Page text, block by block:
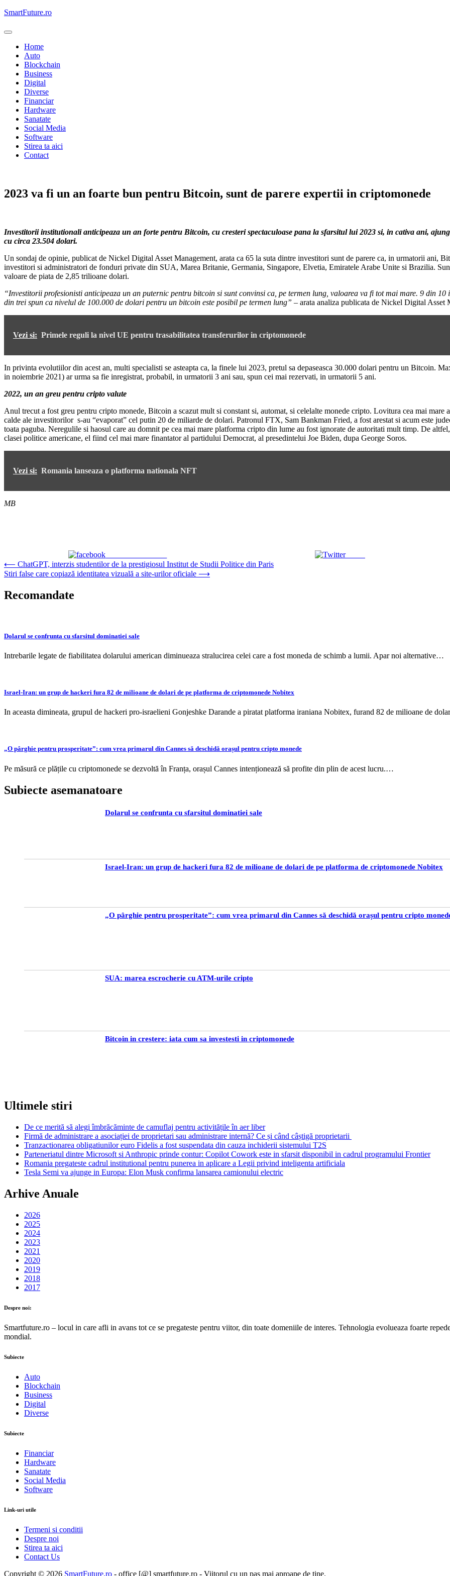
Skip
content
SmartFuture.ro
Home
Auto
Blockchain
Business
Digital
Diverse
Financiar
Hardware
Sanatate
Social Media
Software
Stirea ta aici
Contact
2023 va fi un an foarte bun pentru Bitcoin, sunt de parere expertii in criptomonede
Investitorii institutionali anticipeaza un an forte pentru Bitcoin, cu cresteri spectaculoase pana la sfarsitul lui 2023 si, in cativa ani,
cu circa 23.504 dolari.
Un sondaj de opinie, publicat de Nickel Digital Asset Management, arata ca 65 la suta dintre investitori sunt de parere ca, in urmatorii ani,
investitori si administratori de fonduri private din SUA, Marea Britanie, Germania, Singapore, Elvetia, Emiratele Arabe Unite si Brazilia.
valoare de piata de 2,85 trilioane dolari.
“Investitorii profesionisti anticipeaza un an puternic pentru bitcoin si sunt convinsi ca, pe termen lung, valoarea va fi tot mai mare. 9 din
din trei spun ca nivelul de 100.000 de dolari pentru un bitcoin este posibil pe termen lung” – arata analiza publicata de Nickel Digital Asset
Vezi si: Primele reguli la nivel UE pentru trasabilitatea transferurilor in criptomonede
In privinta evolutiilor din acest an, multi specialisti se asteapta ca, la finele lui 2023, pretul sa depaseasca 30.000 dolari pentru un Bitcoin.
in noiembrie 2021) ar urma sa fie inregistrat, probabil, in urmatorii 3 ani sau, spun cei mai rezervati, in urmatorii 5 ani.
2022, un an greu pentru cripto valute
Anul trecut a fost greu pentru cripto monede, Bitcoin a scazut mult si constant si, automat, si celelalte monede cripto. Lovitura cea mai
calde ale investitorilor s-au “evaporat” cel putin 20 de miliarde de dolari. Patronul FTX, Sam Bankman Fried, a fost arestat si acum este
toata paguba. Neregulile si haosul care au domnit pe cea mai mare platforma cripto din lume au fost ignorate de autoritati mult timp. De
clasei politice americane, el fiind cel mai mare finantator al partidului Democrat, al presedintelui Joe Biden, dupa George Soros.
Vezi si: Romania lanseaza o platforma nationala NFT
MB
Tweet
Navigare
în
articole
⟵ ChatGPT, interzis studentilor de la prestigiosul Institut de Studii Politice din Paris
Stiri false care copiază identitatea vizuală a site-urilor oficiale ⟶
Recomandate
Dolarul se confrunta cu sfarsitul dominatiei sale
Intrebarile legate de fiabilitatea dolarului american diminueaza stralucirea celei care a fost moneda de schimb a lumii. Apar noi alternative…
Israel-Iran: un grup de hackeri fura 82 de milioane de dolari de pe platforma de criptomonede Nobitex
In aceasta dimineata, grupul de hackeri pro-israelieni Gonjeshke Darande a piratat platforma iraniana Nobitex, furand 82 de milioane de
„O pârghie pentru prosperitate”: cum vrea primarul din Cannes să deschidă orașul pentru cripto monede
Pe măsură ce plățile cu criptomonede se dezvoltă în Franța, orașul Cannes intenționează să profite din plin de acest lucru.…
Subiecte asemanatoare
Dolarul se confrunta cu sfarsitul dominatiei sale
Israel-Iran: un grup de hackeri fura 82 de milioane de dolari de pe platforma de criptomonede Nobitex
„O pârghie pentru prosperitate”: cum vrea primarul din Cannes să deschidă orașul pentru cripto
SUA: marea escrocherie cu ATM-urile cripto
Bitcoin in crestere: iata cum sa investesti in criptomonede
Ultimele stiri
De ce merită să alegi îmbrăcăminte de camuflaj pentru activitățile în aer liber
Firmă de administrare a asociației de proprietari sau administrare internă? Ce și când câștigă proprietarii
Tranzactionarea obligatiunilor euro Fidelis a fost suspendata din cauza inchiderii sistemului T2S
Parteneriatul dintre Microsoft si Anthropic prinde contur: Copilot Cowork este in sfarsit disponibil in cadrul programului Frontier
Romania pregateste cadrul institutional pentru punerea in aplicare a Legii privind inteligenta artificiala
Tesla Semi va ajunge in Europa: Elon Musk confirma lansarea camionului electric
Arhive Anuale
2026
2025
2024
2023
2021
2020
2019
2018
2017
Despre noi:
Smartfuture.ro – locul in care afli in avans tot ce se pregateste pentru viitor, din toate domeniile de interes. Tehnologia evolueaza foarte
mondial.
Subiecte
Auto
Blockchain
Business
Digital
Diverse
Subiecte
Financiar
Hardware
Sanatate
Social Media
Software
Link-uri utile
Termeni si conditii
Despre noi
Stirea ta aici
Contact Us
Copyright © 2026 SmartFuture.ro - office [@] smartfuture.ro - Viitorul cu un pas mai aproape de tine.